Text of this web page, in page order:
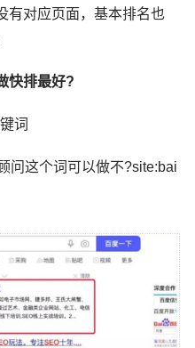
有对应页面，基本排名也
快排最好?
词
问这个词可以做不?site:bai